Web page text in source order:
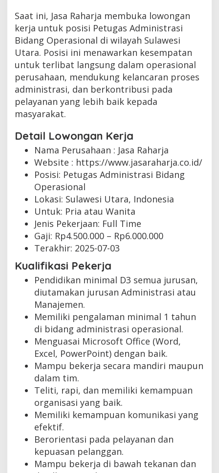
Saat ini, Jasa Raharja membuka lowongan
kerja untuk posisi Petugas Administrasi
Bidang Operasional di wilayah Sulawesi
Utara. Posisi ini menawarkan kesempatan
untuk terlibat langsung dalam operasional
perusahaan, mendukung kelancaran proses
administrasi, dan berkontribusi pada
pelayanan yang lebih baik kepada
masyarakat.
Detail Lowongan Kerja
Nama Perusahaan : Jasa Raharja
Website : https://www.jasaraharja.co.id/
Posisi: Petugas Administrasi Bidang
Operasional
Lokasi: Sulawesi Utara, Indonesia
Untuk: Pria atau Wanita
Jenis Pekerjaan: Full Time
Gaji: Rp4.500.000 – Rp6.000.000
Terakhir: 2025-07-03
Kualifikasi Pekerja
Pendidikan minimal D3 semua jurusan,
diutamakan jurusan Administrasi atau
Manajemen.
Memiliki pengalaman minimal 1 tahun
di bidang administrasi operasional.
Menguasai Microsoft Office (Word,
Excel, PowerPoint) dengan baik.
Mampu bekerja secara mandiri maupun
dalam tim.
Teliti, rapi, dan memiliki kemampuan
organisasi yang baik.
Memiliki kemampuan komunikasi yang
efektif.
Berorientasi pada pelayanan dan
kepuasan pelanggan.
Mampu bekerja di bawah tekanan dan